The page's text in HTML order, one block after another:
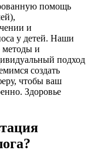
помощь
и
у детей. Наши
методы и
подход
создать
чтобы ваш
Здоровье